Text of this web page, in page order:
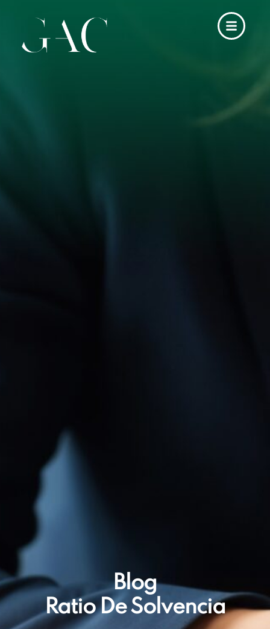
Blog
Ratio De Solvencia